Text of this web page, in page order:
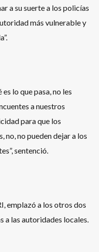
a su suerte a los policías
más vulnerable y
lo que pasa, no les
a nuestros
para que los
no, no pueden dejar a los
sentenció.
emplazó a los otros dos
a las autoridades locales.